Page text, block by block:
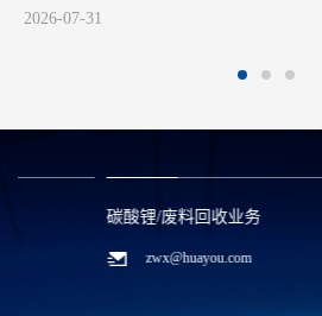
碳酸锂/废料回收业务
zwx@huayou.com